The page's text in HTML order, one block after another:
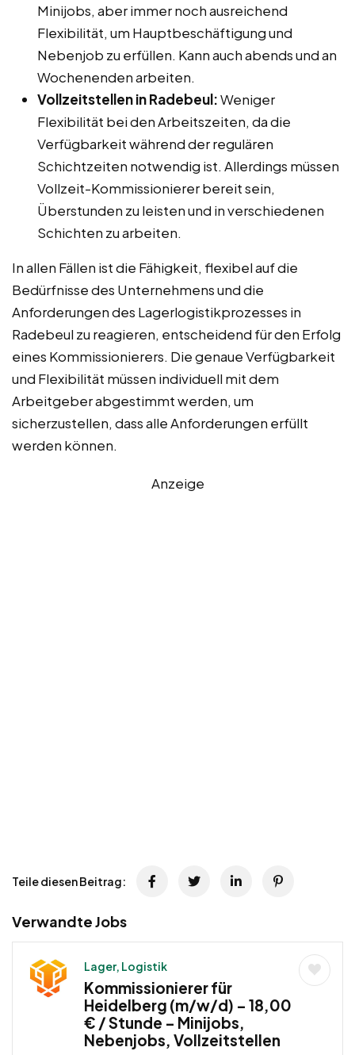
Minijobs, aber immer noch ausreichend
Flexibilität, um Hauptbeschäftigung und
Nebenjob zu erfüllen. Kann auch abends und an
Wochenenden arbeiten.
Vollzeitstellen in Radebeul:Weniger
Flexibilität bei den Arbeitszeiten, da die
Verfügbarkeit während der regulären
Schichtzeiten notwendig ist. Allerdings müssen
Vollzeit-Kommissionierer bereit sein,
Überstunden zu leisten und in verschiedenen
Schichten zu arbeiten.
In allen Fällen ist die Fähigkeit, flexibel auf die
Bedürfnisse des Unternehmens und die
Anforderungen des Lagerlogistikprozesses in
Radebeul zu reagieren, entscheidend für den Erfolg
eines Kommissionierers. Die genaue Verfügbarkeit
und Flexibilität müssen individuell mit dem
Arbeitgeber abgestimmt werden, um
sicherzustellen, dass alle Anforderungen erfüllt
werden können.
Anzeige
Teile diesen Beitrag:
Verwandte Jobs
Lager, Logistik
Kommissionierer für
Heidelberg (m/w/d) – 18,00
€ / Stunde – Minijobs,
Nebenjobs, Vollzeitstellen